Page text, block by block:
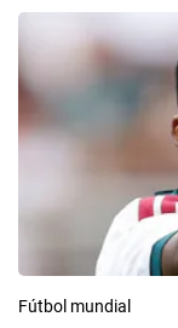
Fútbol mundial